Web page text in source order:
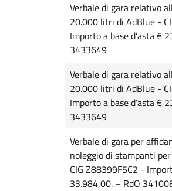
Verbale di gara relativo
20.000 litri di AdBlue -
Importo a base d’asta €
3433649
Verbale di gara relativo
20.000 litri di AdBlue -
Importo a base d’asta €
3433649
Verbale di gara per
noleggio di stampanti
CIG Z88399F5C2 -
33.984,00. – RdO